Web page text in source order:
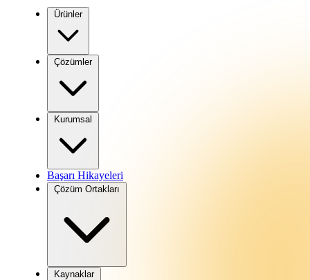
Ürünler
Çözümler
Kurumsal
Başarı Hikayeleri
Çözüm Ortakları
Kaynaklar